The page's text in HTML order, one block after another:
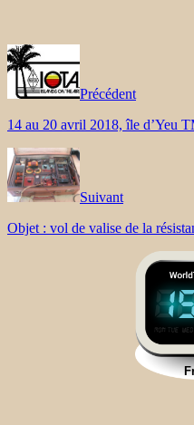
Précédent
14 au 20 avril 2018, île d’Yeu
Suivant
Objet : vol de valise de la